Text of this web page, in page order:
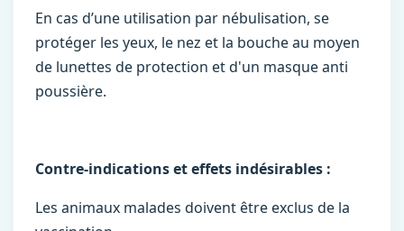
En cas d’une utilisation par nébulisation, se
protéger les yeux, le nez et la bouche au moyen
de lunettes de protection et d'un masque anti
poussière.
Contre-indications et effets indésirables :
Les animaux malades doivent être exclus de la